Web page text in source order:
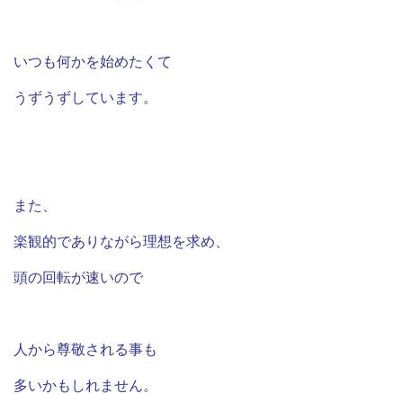
いつも何かを始めたくて
うずうずしています。
また、
楽観的でありながら理想を求め、
頭の回転が速いので
人から尊敬される事も
多いかもしれません。